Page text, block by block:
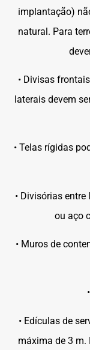
implantação)
natural. Para
• Divisas
laterais devem
• Telas rígidas
• Divisórias
ou aço
• Muros de
• Edículas de
máxima de 3 m.